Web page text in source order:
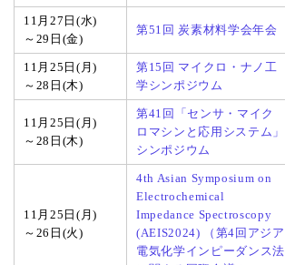
11月27日(水)
～29日(金)
第51回 炭素材料学会年会
11月25日(月)
～28日(木)
第15回 マイクロ・ナノ工
学シンポジウム
11月25日(月)
～28日(木)
第41回「センサ・マイク
ロマシンと応用システム」
シンポジウム
11月25日(月)
～26日(火)
4th Asian Symposium on
Electrochemical
Impedance Spectroscopy
(AEIS2024) （第4回アジア
電気化学インピーダンス法